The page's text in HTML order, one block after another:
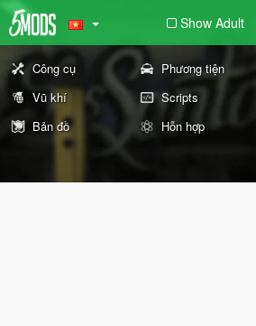
Show Adult
Công cụ Phương tiện
Vũ khí
Scripts
Bản đồ
Hỗn hợp